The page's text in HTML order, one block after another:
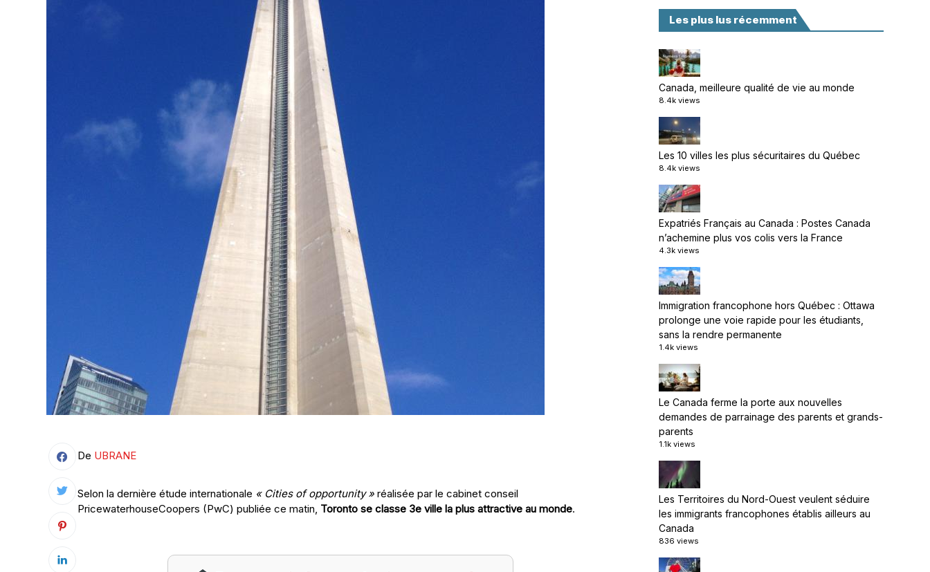
De UBRANE
Selon la dernière étude internationale « Cities of opportunity » réalisée par le cabinet conseil
PricewaterhouseCoopers (PwC) publiée ce matin, Toronto se classe 3e ville la plus attractive au monde.
Les plus lus récemment
Canada, meilleure qualité de vie au monde
8.4k views
Les 10 villes les plus sécuritaires du Québec
8.4k views
Expatriés Français au Canada : Postes Canada
n’achemine plus vos colis vers la France
4.3k views
Immigration francophone hors Québec : Ottawa
prolonge une voie rapide pour les étudiants,
sans la rendre permanente
1.4k views
Le Canada ferme la porte aux nouvelles
demandes de parrainage des parents et grands-
parents
1.1k views
Les Territoires du Nord-Ouest veulent séduire
les immigrants francophones établis ailleurs au
Canada
836 views